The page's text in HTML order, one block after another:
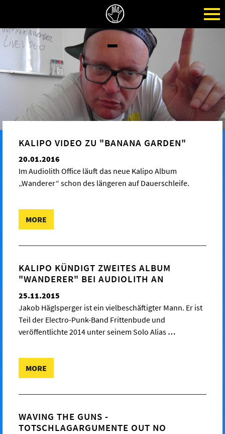
KALIPO VIDEO ZU "BANANA GARDEN"
20.01.2016
Im Audiolith Office läuft das neue Kalipo Album
„Wanderer“ schon des längeren auf Dauerschleife.
MORE
KALIPO KÜNDIGT ZWEITES ALBUM
"WANDERER" BEI AUDIOLITH AN
25.11.2015
Jakob Häglsperger ist ein vielbeschäftigter Mann. Er ist
Teil der Electro-Punk-Band Frittenbude und
veröffentlichte 2014 unter seinem Solo Alias …
MORE
WAVING THE GUNS -
TOTSCHLAGARGUMENTE OUT NO